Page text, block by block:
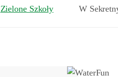
Zielone Szkoły W